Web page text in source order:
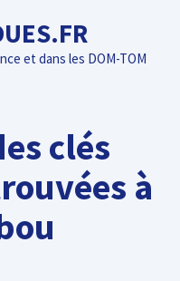
et dans les DOM-TOM
clés
à